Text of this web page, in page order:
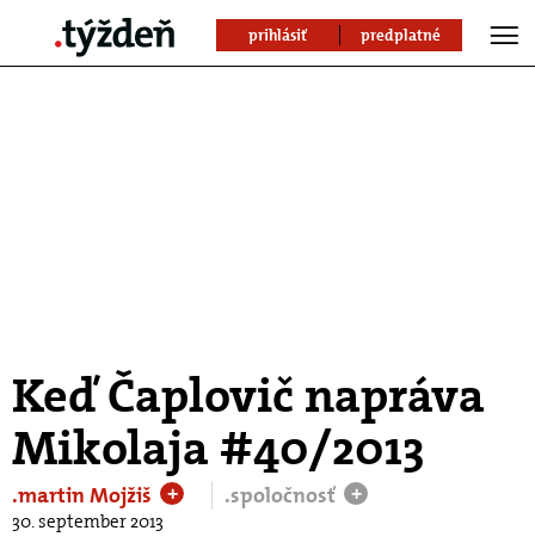
prihlásiť predplatné
Keď Čaplovič napráva
Mikolaja #40/2013
.martin Mojžiš + .spoločnosť +
30. september 2013